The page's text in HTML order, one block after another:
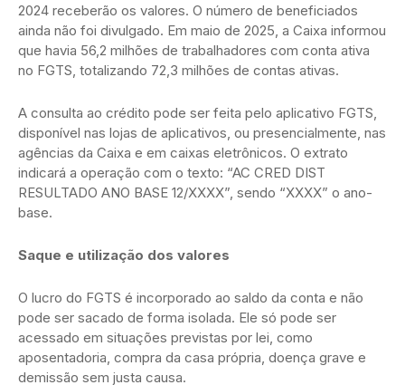
2024 receberão os valores. O número de beneficiados
ainda não foi divulgado. Em maio de 2025, a Caixa informou
que havia 56,2 milhões de trabalhadores com conta ativa
no FGTS, totalizando 72,3 milhões de contas ativas.
A consulta ao crédito pode ser feita pelo aplicativo FGTS,
disponível nas lojas de aplicativos, ou presencialmente, nas
agências da Caixa e em caixas eletrônicos. O extrato
indicará a operação com o texto: “AC CRED DIST
RESULTADO ANO BASE 12/XXXX”, sendo “XXXX” o ano-
base.
Saque e utilização dos valores
O lucro do FGTS é incorporado ao saldo da conta e não
pode ser sacado de forma isolada. Ele só pode ser
acessado em situações previstas por lei, como
aposentadoria, compra da casa própria, doença grave e
demissão sem justa causa.